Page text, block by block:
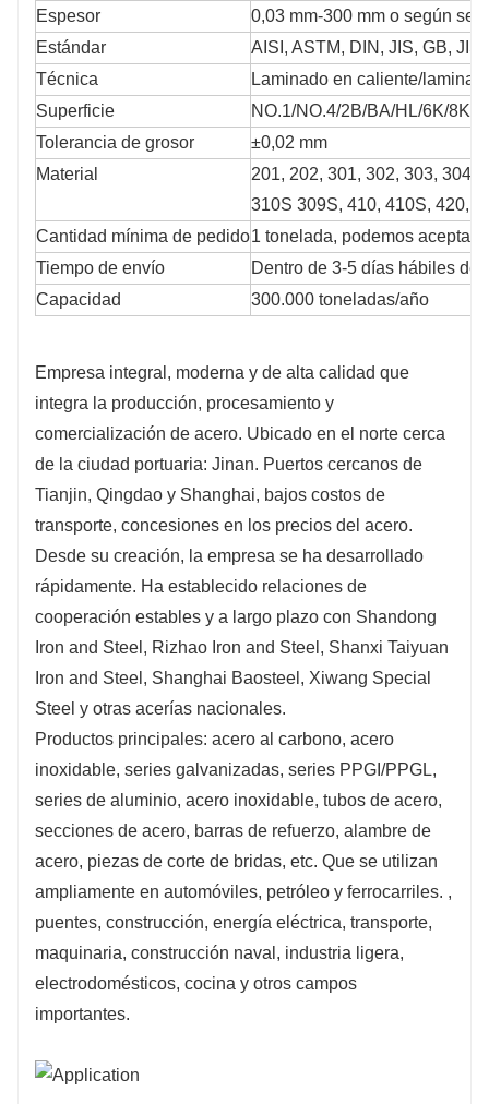
Espesor
0,03 mm-300 mm o según
Estándar
AISI, ASTM, DIN, JIS, GB,
Técnica
Laminado en caliente/
Superficie
NO.1/NO.4/2B/BA/HL/6K/8K
Tolerancia de grosor
±0,02 mm
Material
201, 202, 301, 302, 303, 304,
310S 309S, 410, 410S, 420,
Cantidad mínima de pedido1 tonelada, podemos aceptar
Tiempo de envío
Dentro de 3-5 días hábiles
Capacidad
300.000 toneladas/año
Empresa integral, moderna y de alta calidad que
integra la producción, procesamiento y
comercialización de acero. Ubicado en el norte cerca
de la ciudad portuaria: Jinan. Puertos cercanos de
Tianjin, Qingdao y Shanghai, bajos costos de
transporte, concesiones en los precios del acero.
Desde su creación, la empresa se ha desarrollado
rápidamente. Ha establecido relaciones de
cooperación estables y a largo plazo con Shandong
Iron and Steel, Rizhao Iron and Steel, Shanxi Taiyuan
Iron and Steel, Shanghai Baosteel, Xiwang Special
Steel y otras acerías nacionales.
Productos principales: acero al carbono, acero
inoxidable, series galvanizadas, series PPGI/PPGL,
series de aluminio, acero inoxidable, tubos de acero,
secciones de acero, barras de refuerzo, alambre de
acero, piezas de corte de bridas, etc. Que se utilizan
ampliamente en automóviles, petróleo y ferrocarriles. ,
puentes, construcción, energía eléctrica, transporte,
maquinaria, construcción naval, industria ligera,
electrodomésticos, cocina y otros campos
importantes.